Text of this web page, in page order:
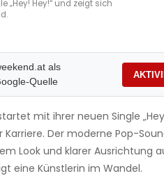
„Hey! Hey!“ und zeigt sich
als
Quelle
mit ihrer neuen Single
Karriere. Der moderne Pop-
Look und klarer Ausrichtung
eine Künstlerin im Wandel.